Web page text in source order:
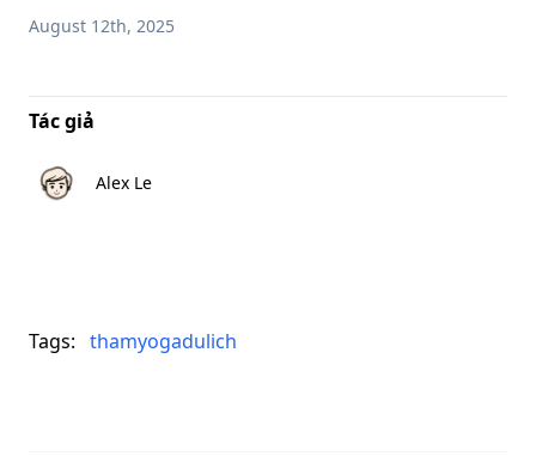
August 12th, 2025
Tác giả
Alex Le
Tags: thamyogadulich